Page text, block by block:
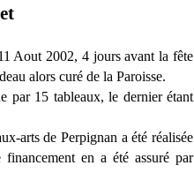
Aout 2002, 4 jours avant la fête
alors curé de la Paroisse.
par 15 tableaux, le dernier étant
arts de Perpignan a été réalisée
en a été assuré par